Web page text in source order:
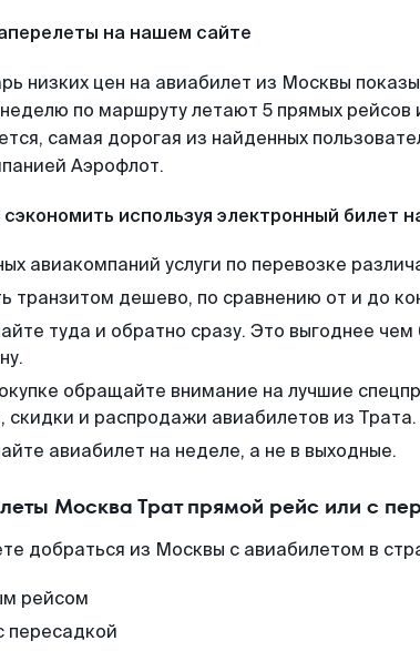
на нашем сайте
низких цен на авиабилет из Москвы
по маршруту летают 5 прямых рейсов
самая дорогая из найденных
Аэрофлот.
используя электронный билет
авиакомпаний услуги по перевозке
транзитом дешево, по сравнению от и до
туда и обратно сразу. Это выгоднее
обращайте внимание на лучшие
скидки и распродажи авиабилетов из Трата.
авиабилет на неделе, а не в выходные.
Москва Трат прямой рейс или с
добраться из Москвы с авиабилетом в
рейсом
пересадкой